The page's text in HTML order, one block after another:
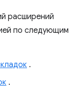
расширений
по следующим
.
.